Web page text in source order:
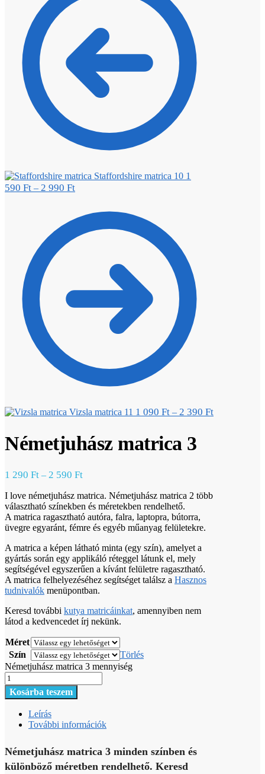
Staffordshire matrica 10 1
590 Ft – 2 990 Ft
Vizsla matrica 11 1 090 Ft – 2 390 Ft
Németjuhász matrica 3
1 290 Ft – 2 590 Ft
I love németjuhász matrica. Németjuhász matrica 2 több
választható színekben és méretekben rendelhető.
A matrica ragasztható autóra, falra, laptopra, bútorra,
üvegre egyaránt, fémre és egyéb műanyag felületekre.
A matrica a képen látható minta (egy szín), amelyet a
gyártás során egy applikáló réteggel látunk el, mely
segítségével egyszerűen a kívánt felületre ragasztható.
A matrica felhelyezéséhez segítséget találsz a Hasznos
tudnivalók menüpontban.
Keresd további kutya matricáinkat, amennyiben nem
látod a kedvencedet írj nekünk.
Méret
Szín
Törlés
Németjuhász matrica 3 mennyiség
Kosárba teszem
Leírás
További információk
Németjuhász matrica 3 minden színben és
különböző méretben rendelhető. Keresd